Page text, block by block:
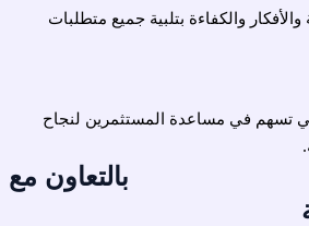
والكفاءة بتلبية جميع متطلبات
تسهم في مساعدة المستثمرين لنجاح
بالتعاون مع